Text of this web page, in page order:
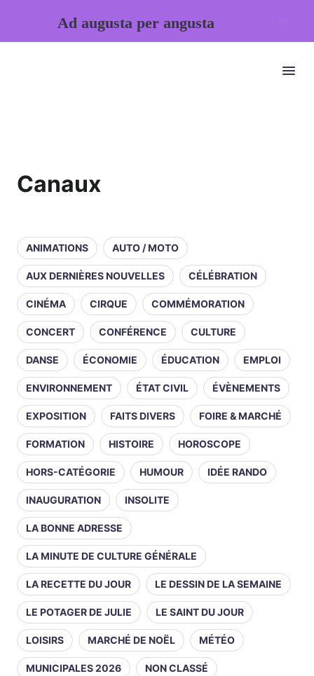
Canaux
ANIMATIONS AUTO / MOTO
AUX DERNIÈRES NOUVELLES CÉLÉBRATION
CINÉMA CIRQUE COMMÉMORATION
CONCERT CONFÉRENCE CULTURE
DANSE ÉCONOMIE ÉDUCATION EMPLOI
ENVIRONNEMENT ÉTAT CIVIL ÉVÈNEMENTS
EXPOSITION FAITS DIVERS FOIRE & MARCHÉ
FORMATION HISTOIRE HOROSCOPE
HORS-CATÉGORIE HUMOUR IDÉE RANDO
INAUGURATION INSOLITE
LA BONNE ADRESSE
LA MINUTE DE CULTURE GÉNÉRALE
LA RECETTE DU JOUR LE DESSIN DE LA SEMAINE
LE POTAGER DE JULIE LE SAINT DU JOUR
LOISIRS MARCHÉ DE NOËL MÉTÉO
MUNICIPALES 2026 NON CLASSÉ
Ad augusta per angusta